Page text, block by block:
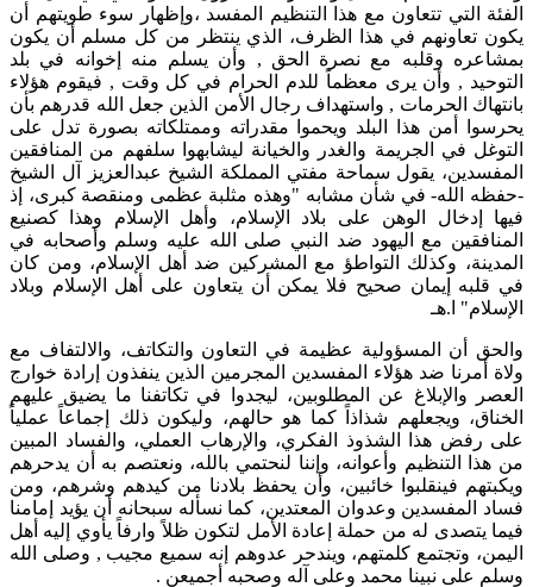
الفئة التي تتعاون مع هذا التنظيم المفسد ،وإظهار سوء طويتهم أن
يكون تعاونهم في هذا الظرف، الذي ينتظر من كل مسلم أن يكون
بمشاعره وقلبه مع نصرة الحق , وأن يسلم منه إخوانه في بلد
التوحيد , وأن يرى معظماً للدم الحرام في كل وقت , فيقوم هؤلاء
بانتهاك الحرمات , واستهداف رجال الأمن الذين جعل الله قدرهم بأن
يحرسوا أمن هذا البلد ويحموا مقدراته وممتلكاته بصورة تدل على
التوغل في الجريمة والغدر والخيانة ليشابهوا سلفهم من المنافقين
المفسدين، يقول سماحة مفتي المملكة الشيخ عبدالعزيز آل الشيخ
-حفظه الله- في شأن مشابه "وهذه مثلبة عظمى ومنقصة كبرى، إذ
فيها إدخال الوهن على بلاد الإسلام، وأهل الإسلام وهذا كصنيع
المنافقين مع اليهود ضد النبي صلى الله عليه وسلم وأصحابه في
المدينة، وكذلك التواطؤ مع المشركين ضد أهل الإسلام، ومن كان
في قلبه إيمان صحيح فلا يمكن أن يتعاون على أهل الإسلام وبلاد
الإسلام" ا.هـ
والحق أن المسؤولية عظيمة في التعاون والتكاتف، والالتفاف مع
ولاة أمرنا ضد هؤلاء المفسدين المجرمين الذين ينفذون إرادة خوارج
العصر والإبلاغ عن المطلوبين، ليجدوا في تكاتفنا ما يضيق عليهم
الخناق، ويجعلهم شذاذاً كما هو حالهم، وليكون ذلك إجماعاً عملياً
على رفض هذا الشذوذ الفكري، والإرهاب العملي، والفساد المبين
من هذا التنظيم وأعوانه، وإننا لنحتمي بالله، ونعتصم به أن يدحرهم
ويكبتهم فينقلبوا خائبين، وأن يحفظ بلادنا من كيدهم وشرهم، ومن
فساد المفسدين وعدوان المعتدين، كما نسأله سبحانه أن يؤيد إمامنا
فيما يتصدى له من حملة إعادة الأمل لتكون ظلاً وارفاً يأوي إليه أهل
اليمن، وتجتمع كلمتهم، ويندحر عدوهم إنه سميع مجيب , وصلى الله
وسلم على نبينا محمد وعلى آله وصحبه أجميعن .